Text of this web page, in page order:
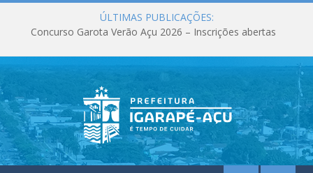
ÚLTIMAS PUBLICAÇÕES:
Concurso Garota Verão Açu 2026 – Inscrições abertas